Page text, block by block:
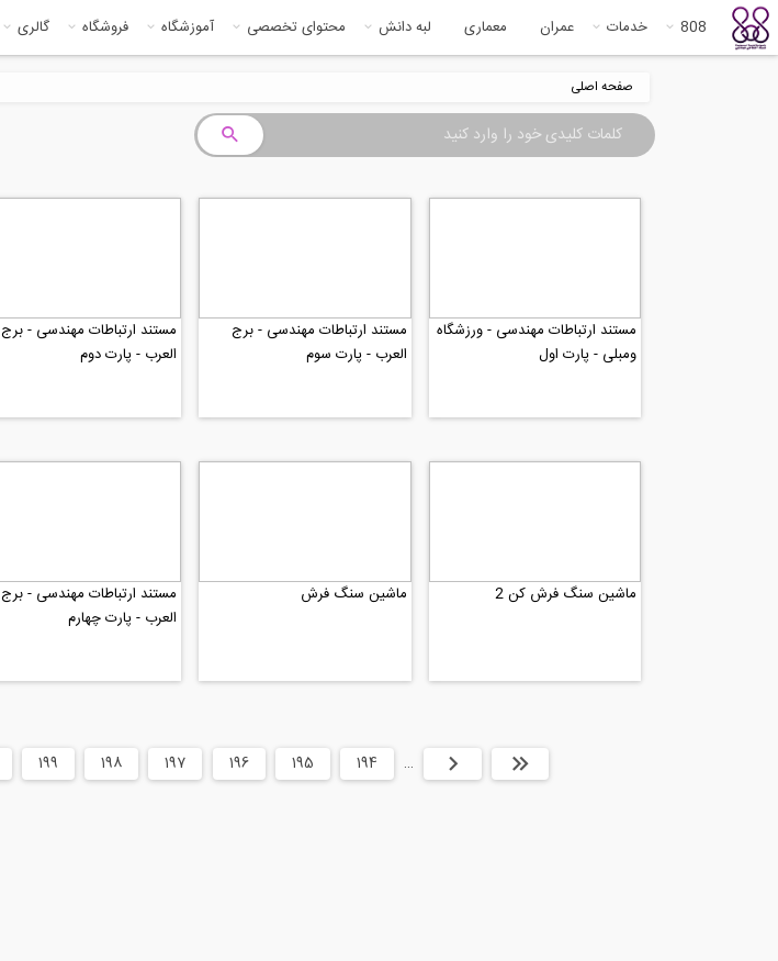
808 خدمات عمران معماری لبه دانش محتوای تخصصی آموزشگاه فروشگاه گالری
صفحه اصلی
مستند ارتباطات مهندسی - ورزشگاه
ومبلی - پارت اول
مستند ارتباطات مهندسی - برج
العرب - پارت سوم
مستند ارتباطات مهندسی - برج
العرب - پارت دوم
ماشین سنگ فرش کن 2 ماشین سنگ فرش
مستند ارتباطات مهندسی - برج
العرب - پارت چهارم
ابتدا قبلی …
194
195
196
197
198
199